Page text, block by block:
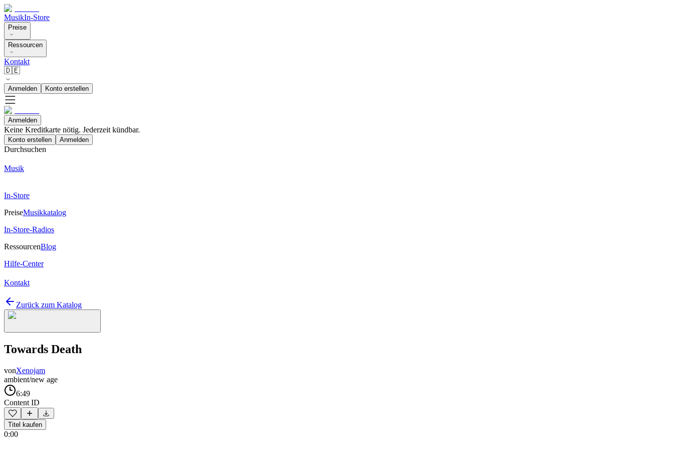
MusikIn-Store
Preise
Ressourcen
Kontakt
🇩🇪
Anmelden Konto erstellen
Anmelden
Keine Kreditkarte nötig. Jederzeit kündbar.
Konto erstellen Anmelden
Durchsuchen
Musik
In-Store
PreiseMusikkatalog
In-Store-Radios
RessourcenBlog
Hilfe-Center
Kontakt
Zurück zum Katalog
Towards Death
vonXenojam
ambient/new age
6:49
Content ID
Titel kaufen
0:00